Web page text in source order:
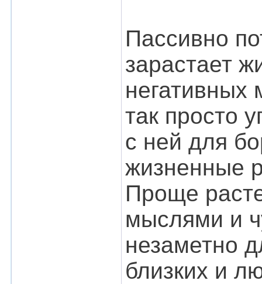
Пассивно
зарастает
так просто
с ней для
жизненные
Проще
мыслями и
незаметно
близких и